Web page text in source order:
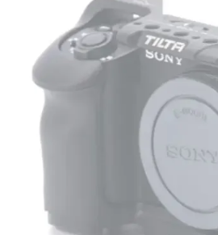
коррозии, сохраняя